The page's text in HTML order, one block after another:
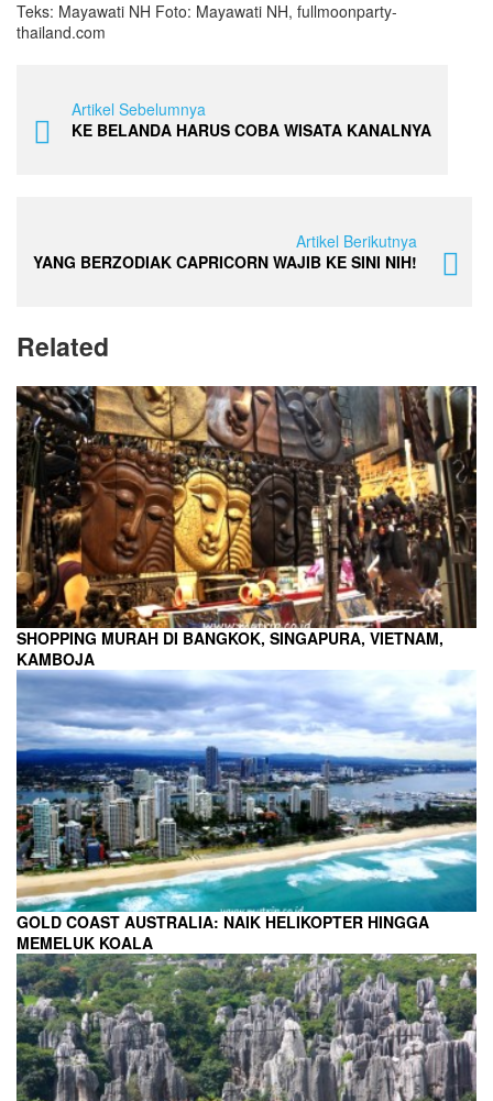
Teks: Mayawati NH Foto: Mayawati NH, fullmoonparty-
thailand.com
Artikel Sebelumnya
KE BELANDA HARUS COBA WISATA KANALNYA
Artikel Berikutnya
YANG BERZODIAK CAPRICORN WAJIB KE SINI NIH!
Related
SHOPPING MURAH DI BANGKOK, SINGAPURA, VIETNAM,
KAMBOJA
GOLD COAST AUSTRALIA: NAIK HELIKOPTER HINGGA
MEMELUK KOALA